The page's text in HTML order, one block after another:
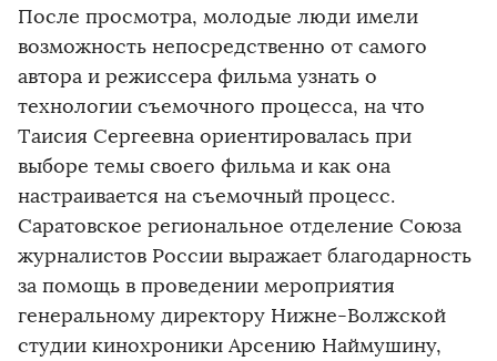
После просмотра, молодые люди имели
возможность непосредственно от самого
автора и режиссера фильма узнать о
технологии съемочного процесса, на что
Таисия Сергеевна ориентировалась при
выборе темы своего фильма и как она
настраивается на съемочный процесс.
Саратовское региональное отделение Союза
журналистов России выражает благодарность
за помощь в проведении мероприятия
генеральному директору Нижне-Волжской
студии кинохроники Арсению Наймушину,